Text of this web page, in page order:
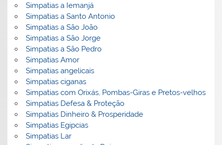
Simpatias a Iemanjá
Simpatias a Santo Antonio
Simpatias a São João
Simpatias a São Jorge
Simpatias a São Pedro
Simpatias Amor
Simpatias angelicais
Simpatias ciganas
Simpatias com Orixás, Pombas-Giras e Pretos-velhos
Simpatias Defesa & Proteção
Simpatias Dinheiro & Prosperidade
Simpatias Egipcias
Simpatias Lar